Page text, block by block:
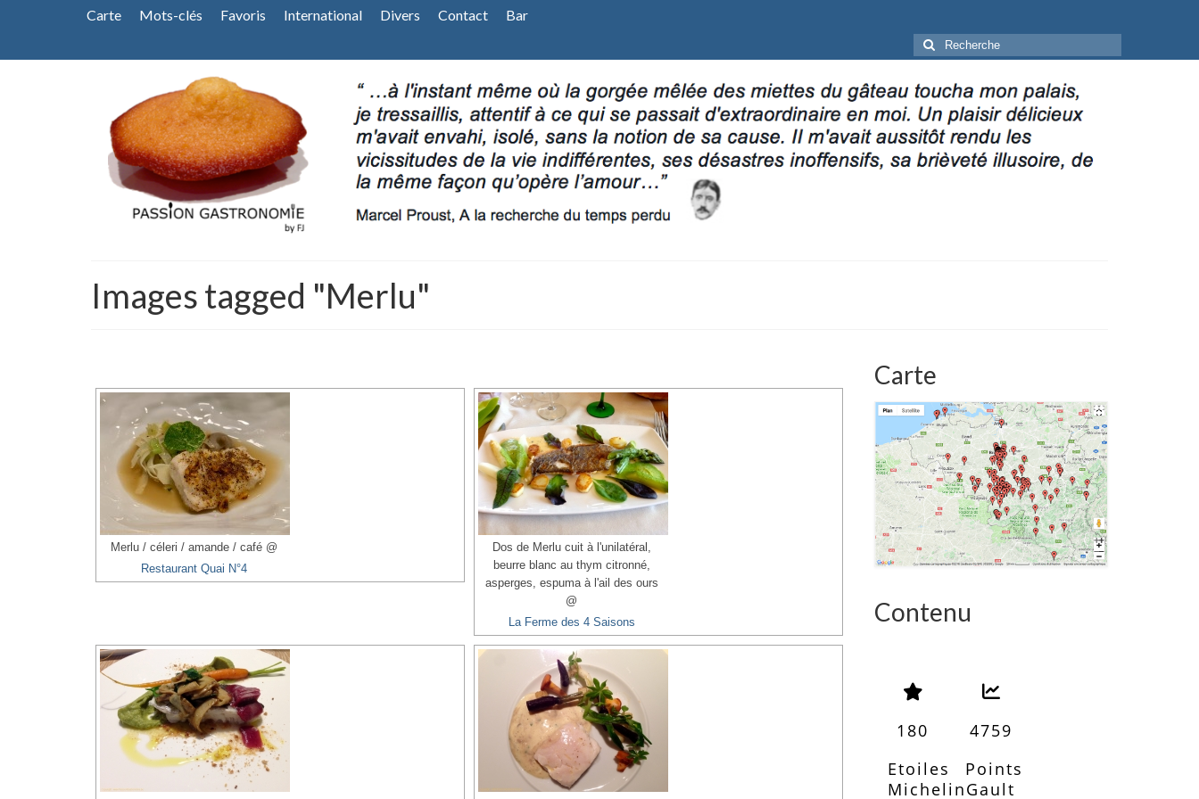
Carte Mots-clés Favoris International Divers Contact Bar
Rechercher
:
Images tagged "Merlu"
Merlu / céleri / amande / café @
Restaurant Quai N°4
Dos de Merlu cuit à l'unilatéral,
beurre blanc au thym citronné,
asperges, espuma à l'ail des ours
@
La Ferme des 4 Saisons
Carte
Contenu
180
Etoiles
Michelin
4759
Points
Gault